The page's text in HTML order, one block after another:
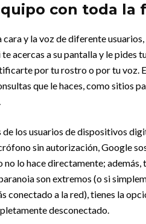
con toda la
y la voz de diferente
acercas a su pantalla y le pides
por tu rostro o por tu voz.
que le haces, como sitios
los usuarios de dispositivos
sin autorización, Google
lo hace directamente; además,
son extremos (o si
conectado a la red), tienes la
desconectado.